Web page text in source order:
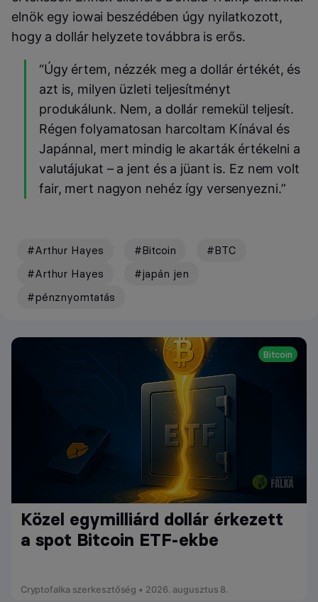
elnök egy iowai beszédében úgy nyilatkozott,
hogy a dollár helyzete továbbra is erős.
“Úgy értem, nézzék meg a dollár értékét, és
azt is, milyen üzleti teljesítményt
produkálunk. Nem, a dollár remekül teljesít.
Régen folyamatosan harcoltam Kínával és
Japánnal, mert mindig le akarták értékelni a
valutájukat – a jent és a jüant is. Ez nem volt
fair, mert nagyon nehéz így versenyezni.”
#Arthur Hayes #Bitcoin
#BTC
#Arthur Hayes
#japán jen
#pénznyomtatás
Bitcoin
Közel egymilliárd dollár érkezett
a spot Bitcoin ETF-ekbe
Cryptofalka szerkesztőség • 2026. augusztus 8.